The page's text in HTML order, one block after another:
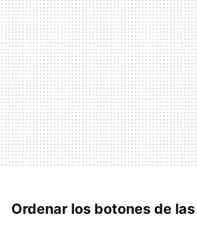
Ordenar los botones de